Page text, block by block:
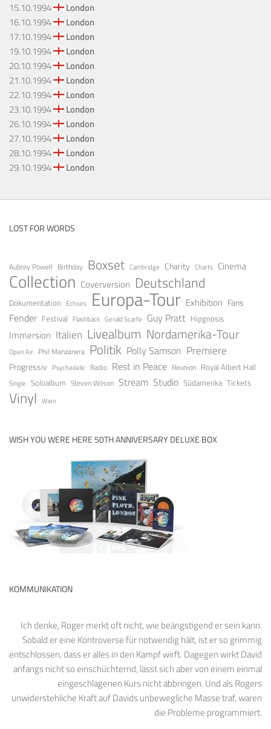
15.10.1994
London
16.10.1994
London
17.10.1994
London
19.10.1994
London
20.10.1994
London
21.10.1994
London
22.10.1994
London
23.10.1994
London
26.10.1994
London
27.10.1994
London
28.10.1994
London
29.10.1994
London
LOST FOR WORDS
Aubrey Powell Birthday Boxset Cambridge Charity Charts Cinema
Collection Coverversion Deutschland
Dokumentation Echoes Europa-Tour Exhibition Fans
Fender Festival Flashback Gerald Scarfe Guy Pratt Hipgnosis
Immersion Italien Livealbum Nordamerika-Tour
Open Air Phil Manzanera Politik Polly Samson Premiere
Progressiv Psychedelic Radio Rest in Peace Reunion Royal Albert Hall
Single Soloalbum Steven Wilson Stream Studio Südamerika Tickets
Vinyl Wien
WISH YOU WERE HERE 50TH ANNIVERSARY DELUXE BOX
KOMMUNIKATION
Ich denke, Roger merkt oft nicht, wie beängstigend er sein kann.
Sobald er eine Kontroverse für notwendig hält, ist er so grimmig
entschlossen, dass er alles in den Kampf wirft. Dagegen wirkt David
anfangs nicht so einschüchternd, lässt sich aber von einem einmal
eingeschlagenen Kurs nicht abbringen. Und als Rogers
unwiderstehliche Kraft auf Davids unbewegliche Masse traf, waren
die Probleme programmiert.